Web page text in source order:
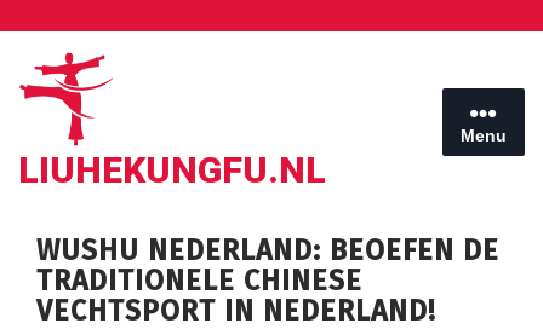
inhoud
LIUHEKUNGFU.NL
Menu
WUSHU NEDERLAND: BEOEFEN DE
TRADITIONELE CHINESE
VECHTSPORT IN NEDERLAND!